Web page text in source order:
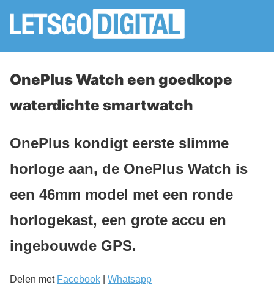
OnePlus Watch een goedkope
waterdichte smartwatch
OnePlus kondigt eerste slimme
horloge aan, de OnePlus Watch is
een 46mm model met een ronde
horlogekast, een grote accu en
ingebouwde GPS.
Delen met Facebook Whatsapp